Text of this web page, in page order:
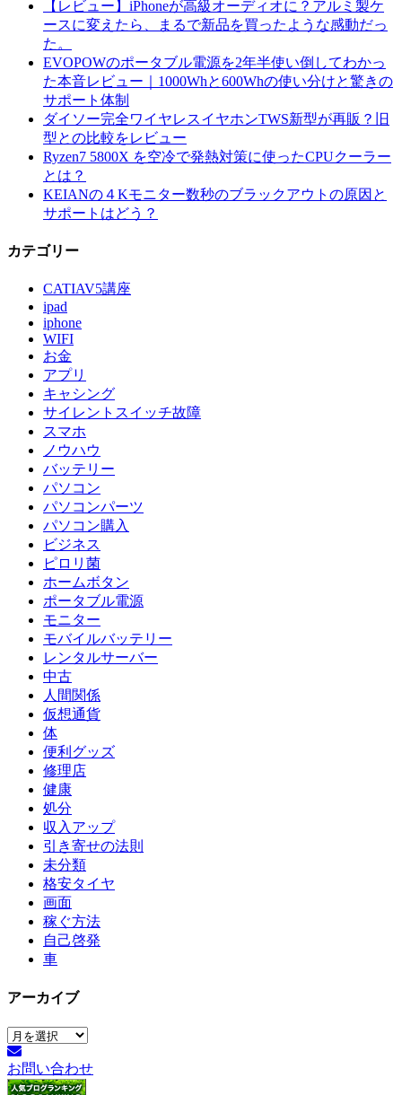
【レビュー】iPhoneが高級オーディオに？アルミ製ケ
ースに変えたら、まるで新品を買ったような感動だっ
た。
EVOPOWのポータブル電源を2年半使い倒してわかっ
た本音レビュー｜1000Whと600Whの使い分けと驚きの
サポート体制
ダイソー完全ワイヤレスイヤホンTWS新型が再販？旧
型との比較をレビュー
Ryzen7 5800X を空冷で発熱対策に使ったCPUクーラー
とは？
KEIANの４Kモニター数秒のブラックアウトの原因と
サポートはどう？
カテゴリー
CATIAV5講座
ipad
iphone
WIFI
お金
アプリ
キャシング
サイレントスイッチ故障
スマホ
ノウハウ
バッテリー
パソコン
パソコンパーツ
パソコン購入
ビジネス
ピロリ菌
ホームボタン
ポータブル電源
モニター
モバイルバッテリー
レンタルサーバー
中古
人間関係
仮想通貨
体
便利グッズ
修理店
健康
処分
収入アップ
引き寄せの法則
未分類
格安タイヤ
画面
稼ぐ方法
自己啓発
車
アーカイブ
ア
ー
カ
イ
お問い合わせ